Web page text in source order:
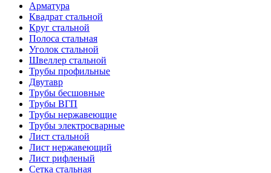
Арматура
Квадрат стальной
Круг стальной
Полоса стальная
Уголок стальной
Швеллер стальной
Трубы профильные
Двутавр
Трубы бесшовные
Трубы ВГП
Трубы нержавеющие
Трубы электросварные
Лист стальной
Лист нержавеющий
Лист рифленый
Сетка стальная